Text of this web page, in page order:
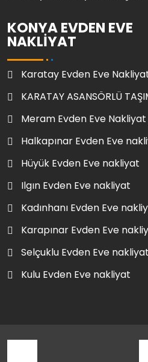
KONYA EVDEN EVE
NAKLIYAT
Karatay Evden Eve
KARATAY ASANSÖRLÜ
Meram Evden Eve Nakliyat
Halkapınar Evden Eve
Hüyük Evden Eve nakliyat
Ilgın Evden Eve nakliyat
Kadınhanı Evden Eve
Karapınar Evden Eve
Selçuklu Evden Eve nakliyat
Kulu Evden Eve nakliyat